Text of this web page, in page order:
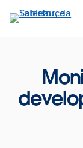
Pular
para